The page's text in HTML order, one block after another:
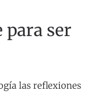
para ser
las reflexiones